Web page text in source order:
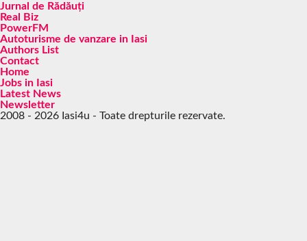
Jurnal de Rădăuți
Real Biz
PowerFM
Autoturisme de vanzare in Iasi
Authors List
Contact
Home
Jobs in Iasi
Latest News
Newsletter
2008 - 2026 Iasi4u - Toate drepturile rezervate.